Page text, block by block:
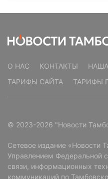
О НАС КОНТАКТЫ
ТАРИФЫ САЙТА
ТАРИФЫ
© 2023-2026 "Новости
Сетевое издание «Новости
Управлением Федеральной
связи, информационных
коммуникаций по